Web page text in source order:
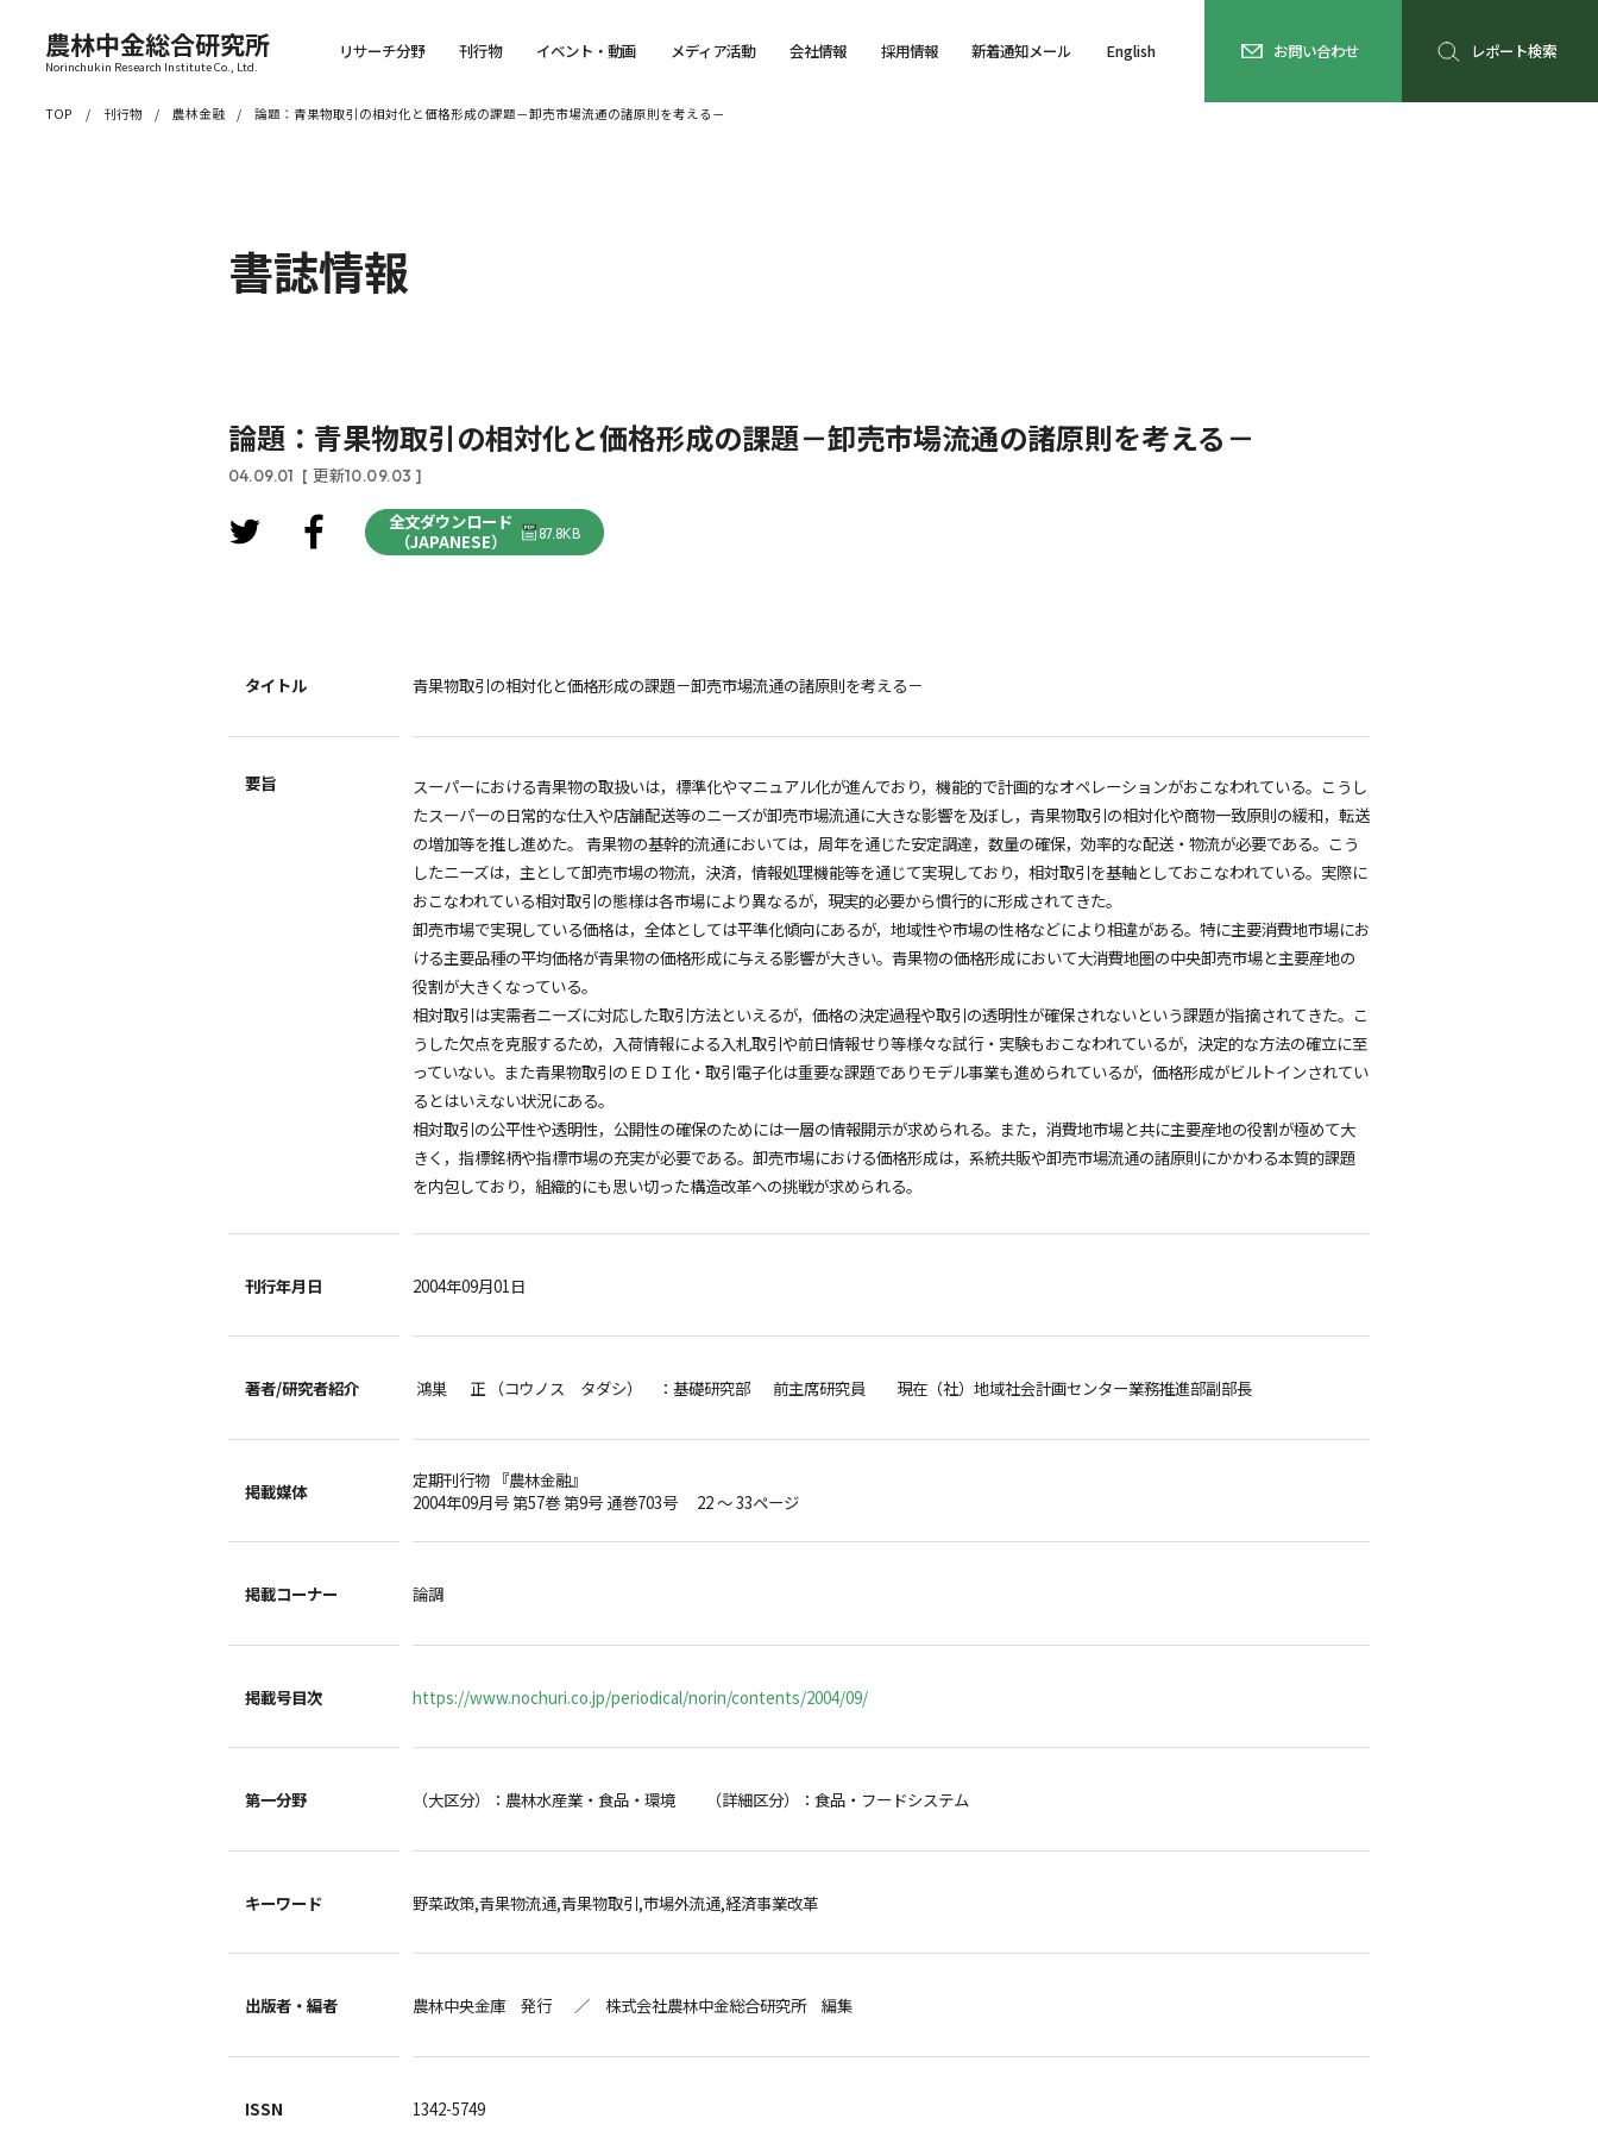
農林中金総合研究所
Norinchukin Research Institute Co., Ltd.
リサーチ分野 刊行物 イベント・動画 メディア活動 会社情報 採用情報 新着通知メール English お問い合わせ レポート検索
TOP 刊行物 農林金融 論題：青果物取引の相対化と価格形成の課題－卸売市場流通の諸原則を考える－
書誌情報
論題：青果物取引の相対化と価格形成の課題－卸売市場流通の諸原則を考える－
04.09.01 [ 更新10.09.03 ]
全文ダウンロード
（JAPANESE）
87.8KB
タイトル 青果物取引の相対化と価格形成の課題－卸売市場流通の諸原則を考える－
要旨
スーパーにおける青果物の取扱いは，標準化やマニュアル化が進んでおり，機能的で計画的なオペレーションがおこなわれている。こうし
たスーパーの日常的な仕入や店舗配送等のニーズが卸売市場流通に大きな影響を及ぼし，青果物取引の相対化や商物一致原則の緩和，転送
の増加等を推し進めた。 青果物の基幹的流通においては，周年を通じた安定調達，数量の確保，効率的な配送・物流が必要である。こう
したニーズは，主として卸売市場の物流，決済，情報処理機能等を通じて実現しており，相対取引を基軸としておこなわれている。実際に
おこなわれている相対取引の態様は各市場により異なるが，現実的必要から慣行的に形成されてきた。
卸売市場で実現している価格は，全体としては平準化傾向にあるが，地域性や市場の性格などにより相違がある。特に主要消費地市場にお
ける主要品種の平均価格が青果物の価格形成に与える影響が大きい。青果物の価格形成において大消費地圏の中央卸売市場と主要産地の
役割が大きくなっている。
相対取引は実需者ニーズに対応した取引方法といえるが，価格の決定過程や取引の透明性が確保されないという課題が指摘されてきた。こ
うした欠点を克服するため，入荷情報による入札取引や前日情報せり等様々な試行・実験もおこなわれているが，決定的な方法の確立に至
っていない。また青果物取引のＥＤＩ化・取引電子化は重要な課題でありモデル事業も進められているが，価格形成がビルトインされてい
るとはいえない状況にある。
相対取引の公平性や透明性，公開性の確保のためには一層の情報開示が求められる。また，消費地市場と共に主要産地の役割が極めて大
きく，指標銘柄や指標市場の充実が必要である。卸売市場における価格形成は，系統共販や卸売市場流通の諸原則にかかわる本質的課題
を内包しており，組織的にも思い切った構造改革への挑戦が求められる。
刊行年月日 2004年09月01日
著者/研究者紹介 鴻巣 正 （コウノス タダシ） ：基礎研究部 前主席研究員 現在（社）地域社会計画センター業務推進部副部長
掲載媒体
定期刊行物 『農林金融』
2004年09月号 第57巻 第9号 通巻703号 22 ～ 33ページ
掲載コーナー 論調
掲載号目次 https://www.nochuri.co.jp/periodical/norin/contents/2004/09/
第一分野 （大区分）：農林水産業・食品・環境 （詳細区分）：食品・フードシステム
キーワード 野菜政策,青果物流通,青果物取引,市場外流通,経済事業改革
出版者・編者 農林中央金庫 発行 ／ 株式会社農林中金総合研究所 編集
ISSN 1342-5749